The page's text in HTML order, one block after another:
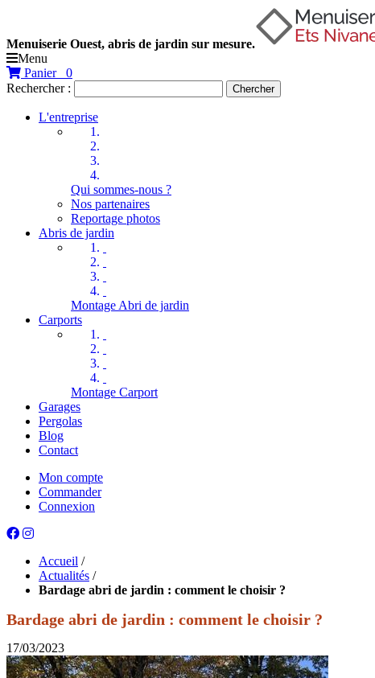
Menuiserie Ouest, abris de jardin sur mesure.
Menu
Panier
0
Rechercher :
Chercher
L'entreprise
Qui sommes-nous ?
Nos partenaires
Reportage photos
Abris de jardin
Montage Abri de jardin
Carports
Montage Carport
Garages
Pergolas
Blog
Contact
Mon compte
Commander
Connexion
Accueil /
Actualités /
Bardage abri de jardin : comment le choisir ?
Bardage abri de jardin : comment le choisir ?
17/03/2023